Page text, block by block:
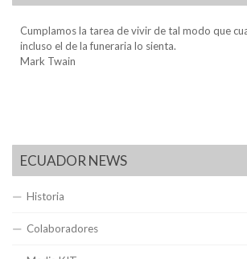
Cumplamos la tarea de vivir de tal modo que
incluso el de la funeraria lo sienta.
Mark Twain
ECUADOR NEWS
Historia
Colaboradores